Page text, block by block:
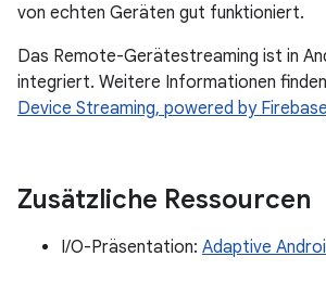
von echten Geräten gut funktioniert.
Das Remote-Gerätestreaming ist in
integriert. Weitere Informationen
Device Streaming, powered by Firebase
Zusätzliche Ressourcen
I/O-Präsentation: Adaptive